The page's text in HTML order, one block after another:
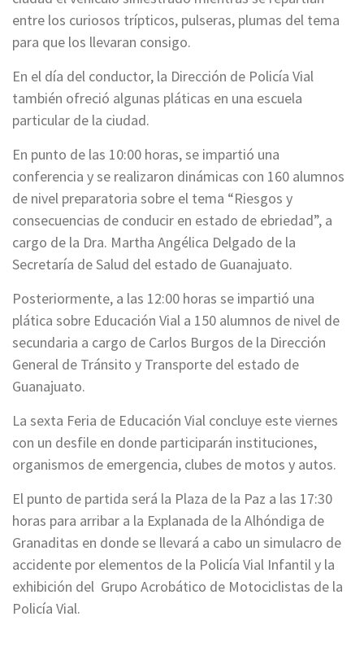
entre los curiosos trípticos, pulseras, plumas del tema
para que los llevaran consigo.
En el día del conductor, la Dirección de Policía Vial
también ofreció algunas pláticas en una escuela
particular de la ciudad.
En punto de las 10:00 horas, se impartió una
conferencia y se realizaron dinámicas con 160 alumnos
de nivel preparatoria sobre el tema “Riesgos y
consecuencias de conducir en estado de ebriedad”, a
cargo de la Dra. Martha Angélica Delgado de la
Secretaría de Salud del estado de Guanajuato.
Posteriormente, a las 12:00 horas se impartió una
plática sobre Educación Vial a 150 alumnos de nivel de
secundaria a cargo de Carlos Burgos de la Dirección
General de Tránsito y Transporte del estado de
Guanajuato.
La sexta Feria de Educación Vial concluye este viernes
con un desfile en donde participarán instituciones,
organismos de emergencia, clubes de motos y autos.
El punto de partida será la Plaza de la Paz a las 17:30
horas para arribar a la Explanada de la Alhóndiga de
Granaditas en donde se llevará a cabo un simulacro de
accidente por elementos de la Policía Vial Infantil y la
exhibición del Grupo Acrobático de Motociclistas de la
Policía Vial.